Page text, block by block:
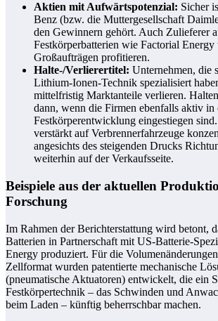
Aktien mit Aufwärtspotenzial: Sicher
Benz (bzw. die Muttergesellschaft
den Gewinnern gehört. Auch Zulieferer
Festkörperbatterien wie Factorial Energy
Großaufträgen profitieren.
Halte-/Verlierertitel: Unternehmen, die
Lithium-Ionen-Technik spezialisiert
mittelfristig Marktanteile verlieren.
dann, wenn die Firmen ebenfalls aktiv in
Festkörperentwicklung eingestiegen
verstärkt auf Verbrennerfahrzeuge
angesichts des steigenden Drucks
weiterhin auf der Verkaufsseite.
Beispiele aus der aktuellen
Forschung
Im Rahmen der Berichterstattung wird betont,
Batterien in Partnerschaft mit US-Batterie-
Energy produziert. Für die
Zellformat wurden patentierte mechanische
(pneumatische Aktuatoren) entwickelt, die ein
Festkörpertechnik – das Schwinden und
beim Laden – künftig beherrschbar machen.